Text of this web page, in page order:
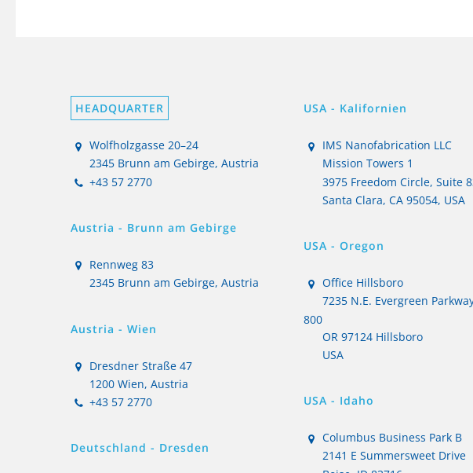
HEADQUARTER
Wolfholzgasse 20–24
2345 Brunn am Gebirge, Austria
+43 57 2770
Austria - Brunn am Gebirge
Rennweg 83
2345 Brunn am Gebirge, Austria
Austria - Wien
Dresdner Straße 47
1200 Wien, Austria
+43 57 2770
Deutschland - Dresden
USA - Kalifornien
IMS Nanofabrication LLC
Mission Towers 1
3975 Freedom Circle, Suite
Santa Clara, CA 95054, USA
USA - Oregon
Office Hillsboro
7235 N.E. Evergreen
800
OR 97124 Hillsboro
USA
USA - Idaho
Columbus Business Park B
2141 E Summersweet Drive